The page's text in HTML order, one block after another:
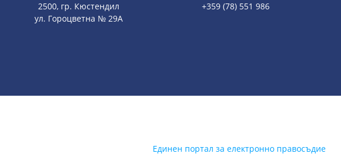
2500, гр. Кюстендил
ул. Гороцветна № 29А
+359 (78) 551 986
Единен портал за електронно правосъдие